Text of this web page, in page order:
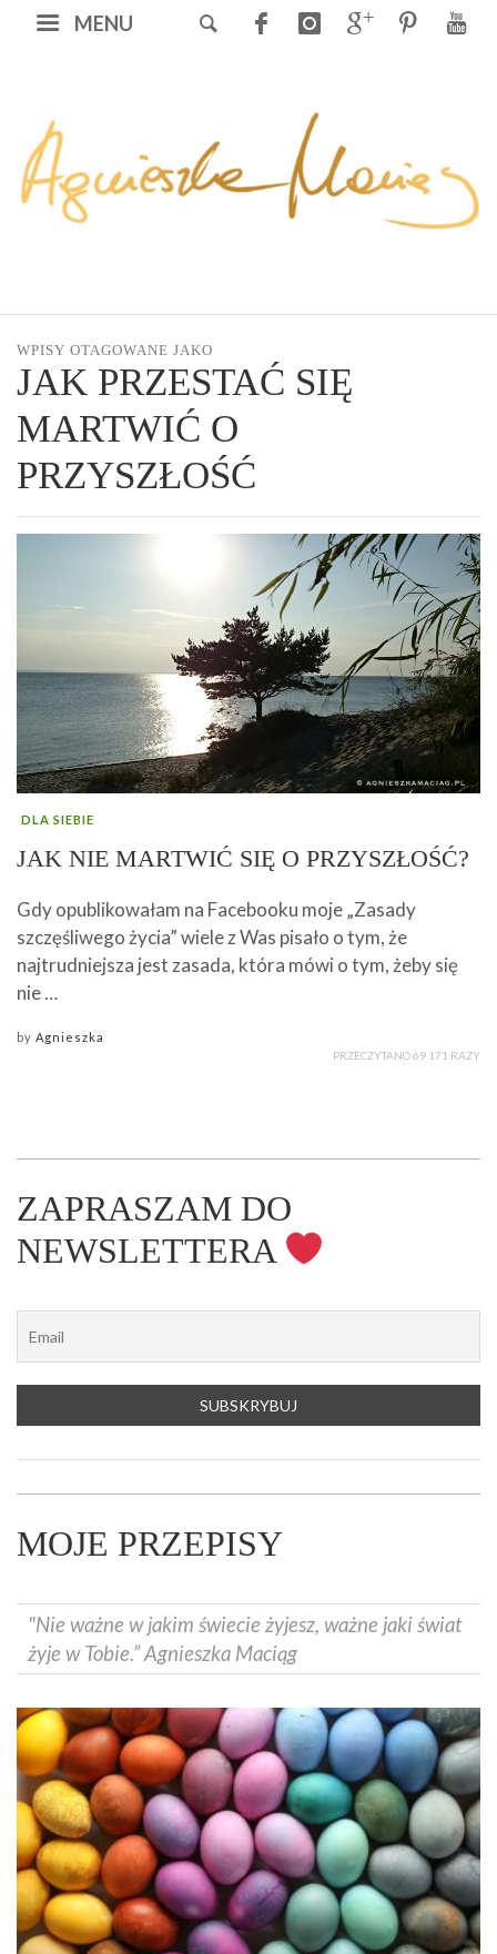
MENU
WPISY OTAGOWANE JAKO
JAK PRZESTAĆ SIĘ
MARTWIĆ O
PRZYSZŁOŚĆ
DLA SIEBIE
JAK NIE MARTWIĆ SIĘ O PRZYSZŁOŚĆ?
Gdy opublikowałam na Facebooku moje „Zasady
szczęśliwego życia” wiele z Was pisało o tym, że
najtrudniejsza jest zasada, która mówi o tym, żeby się
nie …
by Agnieszka
PRZECZYTANO 69 171 RAZY
ZAPRASZAM DO
NEWSLETTERA
MOJE PRZEPISY
"Nie ważne w jakim świecie żyjesz, ważne jaki świat
żyje w Tobie.” Agnieszka Maciąg